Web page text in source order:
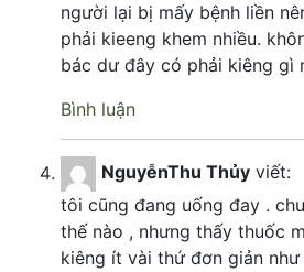
người lại bị mấy bệnh liền
phải kieeng khem nhiều.
bác dư đây có phải kiêng gì
Bình luận
NguyễnThu Thủy viết:
tôi cũng đang uống đay .
thế nào , nhưng thấy thuốc
kiêng ít vài thứ đơn giản